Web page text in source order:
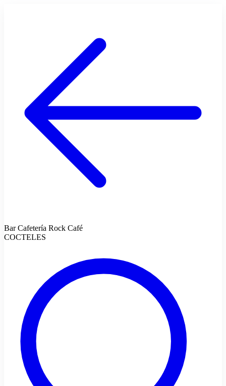
Bar Cafetería Rock Café
COCTELES